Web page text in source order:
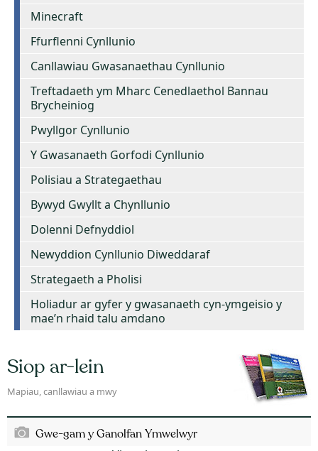
Minecraft
Ffurflenni Cynllunio
Canllawiau Gwasanaethau Cynllunio
Treftadaeth ym Mharc Cenedlaethol Bannau
Brycheiniog
Pwyllgor Cynllunio
Y Gwasanaeth Gorfodi Cynllunio
Polisiau a Strategaethau
Bywyd Gwyllt a Chynllunio
Dolenni Defnyddiol
Newyddion Cynllunio Diweddaraf
Strategaeth a Pholisi
Holiadur ar gyfer y gwasanaeth cyn-ymgeisio y
mae’n rhaid talu amdano
Siop ar-lein
Mapiau, canllawiau a mwy
Gwe-gam y Ganolfan Ymwelwyr